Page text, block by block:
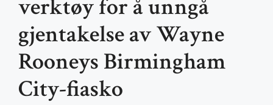
verktøy for å unngå
gjentakelse av Wayne
Rooneys Birmingham
City-fiasko